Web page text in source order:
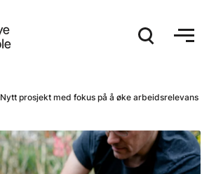
Nytt prosjekt med fokus på å øke arbeidsrelevans